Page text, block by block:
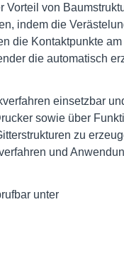
von
indem die
die Kontaktpunkte
die automatisch
einsetzbar
sowie über
zu
und
unter